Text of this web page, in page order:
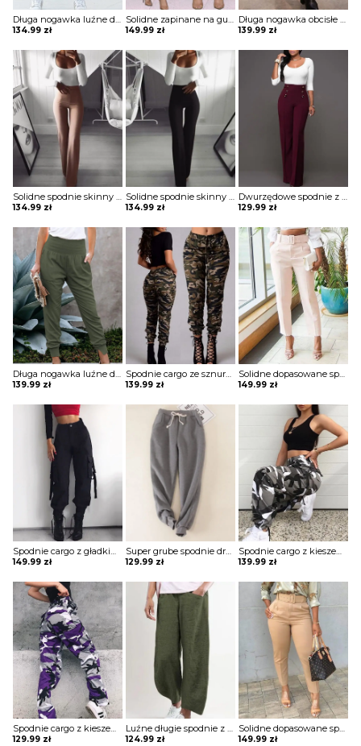
Długa nogawka luźne dresowe jednolite bez wzoru ściągacz wiązane kieszenie casual spodnie Iyana
134.99 zł
Solidne zapinane na guziki codzienne powlekane spodnie z pu Maranda
149.99 zł
Długa nogawka obcisłe jednolite bez wzoru ściągacz eleganckie skórzane skóra ekologiczna casual spodnie Lue
139.99 zł
Solidne spodnie skinny z wysokim stanem szorty Katha
134.99 zł
Solidne spodnie skinny z wysokim stanem szorty Katha
134.99 zł
Dwurzędowe spodnie z wysokim stanem i szerokimi nogawkami szorty Thurayya
129.99 zł
Długa nogawka luźne dresowe jednolite bez wzoru ściągacz marszczenie kieszenie casual spodnie Beezie
139.99 zł
Spodnie cargo ze sznurkiem w kamuflażu szorty Bastienne
139.99 zł
Solidne dopasowane spodnie z kieszeniami Thordis
149.99 zł
Spodnie cargo z gładkimi kieszeniami Sooja
149.99 zł
Super grube spodnie dresowe z gładkim sznurkiem w talii szorty Willamina
129.99 zł
Spodnie cargo z kieszeniami w kamuflażu Tinisha
139.99 zł
Spodnie cargo z kieszeniami w kamuflażu Annegien
129.99 zł
Luźne długie spodnie z solidną kieszenią szorty Dotty
124.99 zł
Solidne dopasowane spodnie z kieszeniami Thordis
149.99 zł